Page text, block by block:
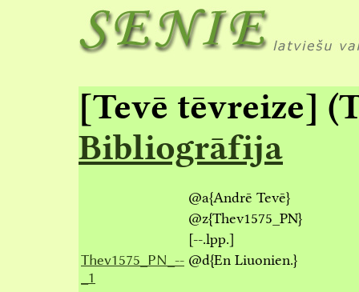
[Tevē tēvreize]
Bibliogrāfija
@a{Andrē Tevē}
@z{Thev1575_PN}
[--.lpp.]
Thev1575_PN_--
_1
@d{En Liuonien.}